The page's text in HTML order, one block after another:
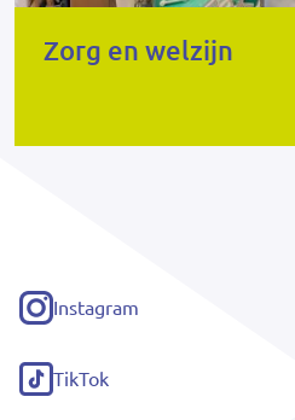
Zorg en welzijn
Instagram
(externe
link)
TikTok
(externe